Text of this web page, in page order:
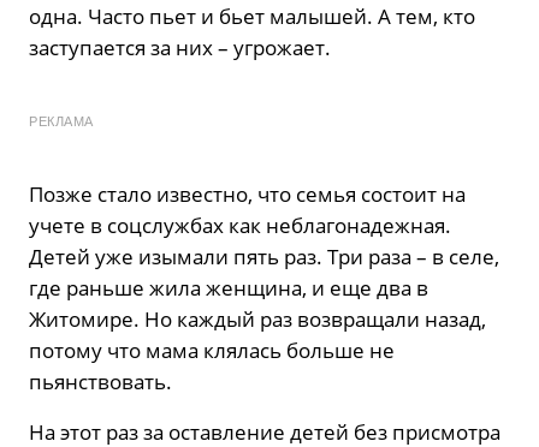
одна. Часто пьет и бьет малышей. А тем, кто
заступается за них – угрожает.
РЕКЛАМА
Позже стало известно, что семья состоит на
учете в соцслужбах как неблагонадежная.
Детей уже изымали пять раз. Три раза – в селе,
где раньше жила женщина, и еще два в
Житомире. Но каждый раз возвращали назад,
потому что мама клялась больше не
пьянствовать.
На этот раз за оставление детей без присмотра